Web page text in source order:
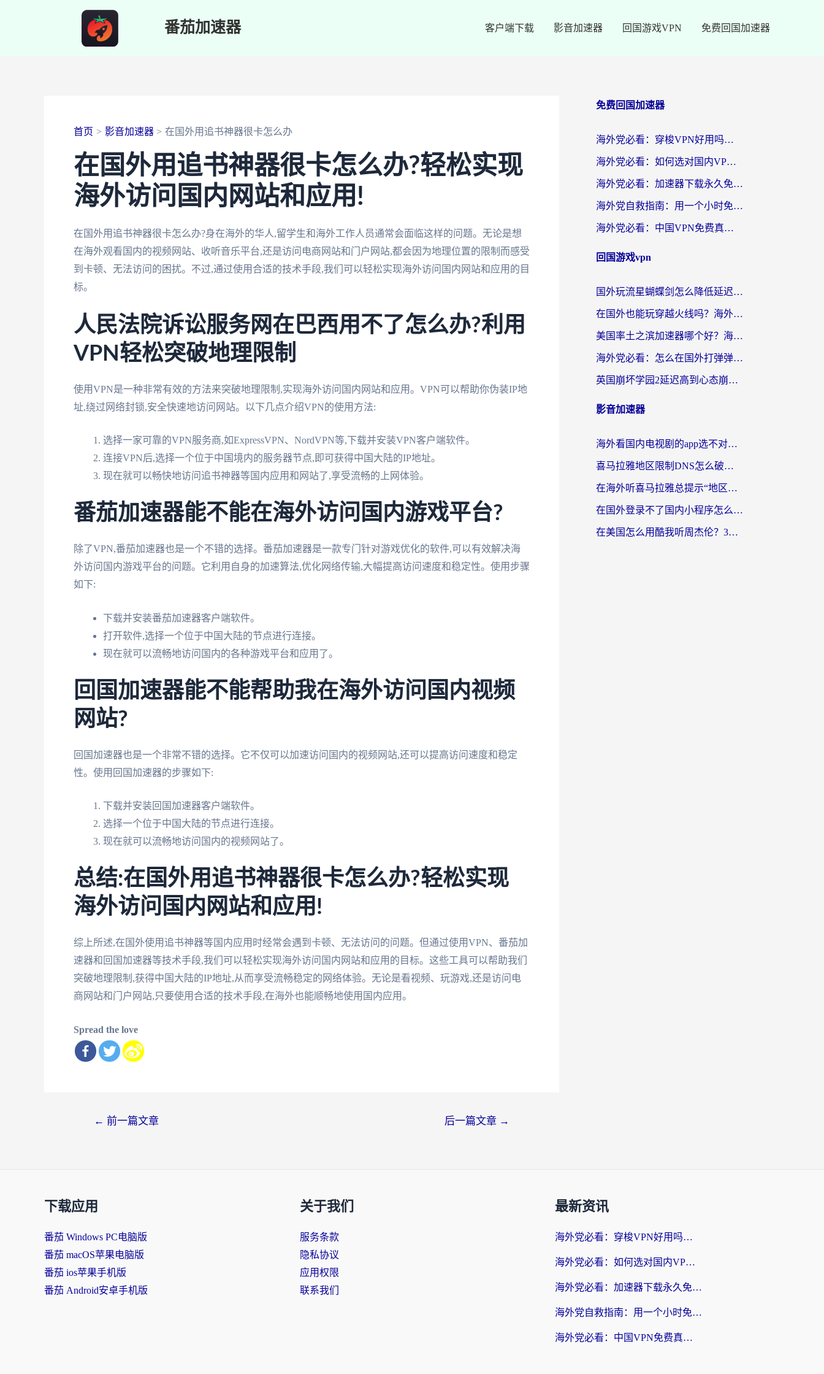
番茄加速器 客户端下载 影音加速器 回国游戏VPN 免费回国加速器
首页 影音加速器 在国外用追书神器很卡怎么办
在国外用追书神器很卡怎么办?轻松实现
海外访问国内网站和应用!
在国外用追书神器很卡怎么办?身在海外的华人,留学生和海外工作人员通常会面临这样的问题。无论是想
在海外观看国内的视频网站、收听音乐平台,还是访问电商网站和门户网站,都会因为地理位置的限制而感受
到卡顿、无法访问的困扰。不过,通过使用合适的技术手段,我们可以轻松实现海外访问国内网站和应用的目
标。
人民法院诉讼服务网在巴西用不了怎么办?利用
VPN轻松突破地理限制
使用VPN是一种非常有效的方法来突破地理限制,实现海外访问国内网站和应用。VPN可以帮助你伪装IP地
址,绕过网络封锁,安全快速地访问网站。以下几点介绍VPN的使用方法:
选择一家可靠的VPN服务商,如ExpressVPN、NordVPN等,下载并安装VPN客户端软件。
连接VPN后,选择一个位于中国境内的服务器节点,即可获得中国大陆的IP地址。
现在就可以畅快地访问追书神器等国内应用和网站了,享受流畅的上网体验。
番茄加速器能不能在海外访问国内游戏平台?
除了VPN,番茄加速器也是一个不错的选择。番茄加速器是一款专门针对游戏优化的软件,可以有效解决海
外访问国内游戏平台的问题。它利用自身的加速算法,优化网络传输,大幅提高访问速度和稳定性。使用步骤
如下:
下载并安装番茄加速器客户端软件。
打开软件,选择一个位于中国大陆的节点进行连接。
现在就可以流畅地访问国内的各种游戏平台和应用了。
回国加速器能不能帮助我在海外访问国内视频
网站?
回国加速器也是一个非常不错的选择。它不仅可以加速访问国内的视频网站,还可以提高访问速度和稳定
性。使用回国加速器的步骤如下:
下载并安装回国加速器客户端软件。
选择一个位于中国大陆的节点进行连接。
现在就可以流畅地访问国内的视频网站了。
总结:在国外用追书神器很卡怎么办?轻松实现
海外访问国内网站和应用!
综上所述,在国外使用追书神器等国内应用时经常会遇到卡顿、无法访问的问题。但通过使用VPN、番茄加
速器和回国加速器等技术手段,我们可以轻松实现海外访问国内网站和应用的目标。这些工具可以帮助我们
突破地理限制,获得中国大陆的IP地址,从而享受流畅稳定的网络体验。无论是看视频、玩游戏,还是访问电
商网站和门户网站,只要使用合适的技术手段,在海外也能顺畅地使用国内应用。
Spread the love
← 前一篇文章 后一篇文章 →
免费回国加速器
海外党必看：穿梭VPN好用吗？和云帆VPN对比哪个回国效果更好？附真实测评+避坑指南
海外党必看：如何选对国内VPN，实现无缝访问国内资源？
海外党必看：加速器下载永久免费版真的存在吗？教你无缝访问国内资源的正确姿势
海外党自救指南：用一个小时免费加速器，轻松打破国内资源访问壁垒？
海外党必看：中国VPN免费真的靠谱吗？手把手教你选对回国加速器
回国游戏vpn
国外玩流星蝴蝶剑怎么降低延迟？海外党必看的加速秘籍（含欧洲鸣潮&彩虹岛优化攻略）
在国外也能玩穿越火线吗？海外玩家国服游戏畅玩终极指南
美国率土之滨加速器哪个好？海外党国服游戏畅玩终极指南（附多游戏解决方案）
海外党必看：怎么在国外打弹弹堂不卡？番茄加速器亲测指南
英国崩坏学园2延迟高到心态崩？海外党国服游戏加速终极指南
影音加速器
海外看国内电视剧的app选不对？这份回国加速器避坑指南帮你流畅追剧
喜马拉雅地区限制DNS怎么破？海外党听国内音乐听书的终极解决方案
在海外听喜马拉雅总提示“地区限制”？3步轻松解除+听国内音乐全攻略
在国外登录不了国内小程序怎么办？选对回国加速器，轻松解锁国内资源
在美国怎么用酷我听周杰伦？3步搞定海外听歌难题
下载应用
番茄 Windows PC电脑版
番茄 macOS苹果电脑版
番茄 ios苹果手机版
番茄 Android安卓手机版
关于我们
服务条款
隐私协议
应用权限
联系我们
最新资讯
海外党必看：穿梭VPN好用吗？和云帆VPN对比哪个回国效果更好？附真实测评+避坑指南
海外党必看：如何选对国内VPN，实现无缝访问国内资源？
海外党必看：加速器下载永久免费版真的存在吗？教你无缝访问国内资源的正确姿势
海外党自救指南：用一个小时免费加速器，轻松打破国内资源访问壁垒？
海外党必看：中国VPN免费真的靠谱吗？手把手教你选对回国加速器